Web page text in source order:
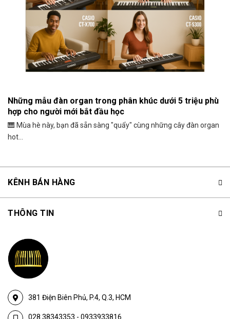
Những mẫu đàn organ trong phân khúc dưới 5 triệu phù
hợp cho người mới bắt đầu học
🎹 Mùa hè này, bạn đã sẵn sàng "quẩy" cùng những cây đàn organ
hot...
KÊNH BÁN HÀNG
381 Điện Biên Phủ, P.4, Q.3, HCM
028.38343353 - 0933933816
THÔNG TIN